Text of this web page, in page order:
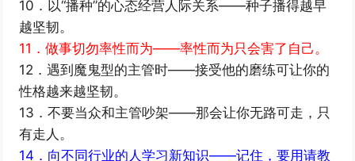
10．以“播种”的心态经营人际关系——种子播得越早
越坚韧。
11．做事切勿率性而为——率性而为只会害了自己。
12．遇到魔鬼型的主管时——接受他的磨练可让你的
性格越来越坚韧。
13．不要当众和主管吵架——那会让你无路可走，只
有走人。
14．向不同行业的人学习新知识——记住，要用请教